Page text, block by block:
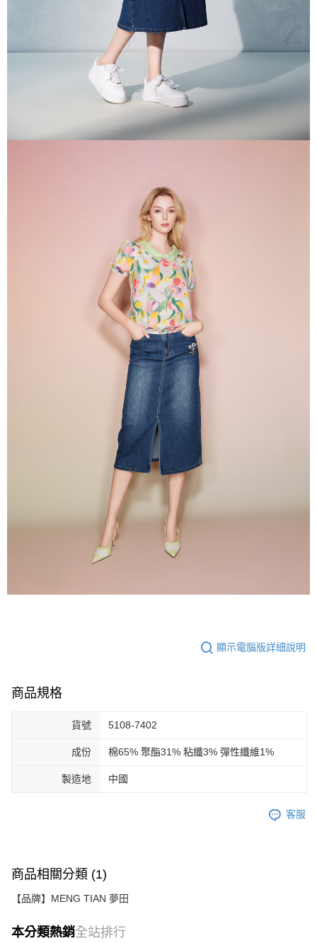
顯示電腦版詳細說明
商品規格
貨號 5108-7402
成份 棉65% 聚酯31% 粘纖3% 彈性纖維1%
製造地 中國
客服
商品相關分類 (1)
【品牌】MENG TIAN 夢田
本分類熱銷全站排行